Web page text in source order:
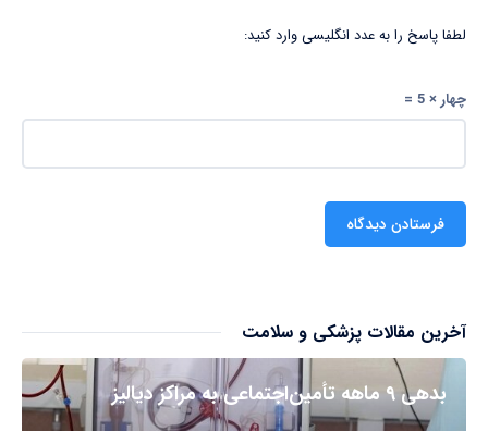
لطفا پاسخ را به عدد انگلیسی وارد کنید:
چهار × 5 =
آخرین مقالات پزشکی و سلامت
بدهی ۹ ماهه تأمین‌اجتماعی به مراکز دیالیز